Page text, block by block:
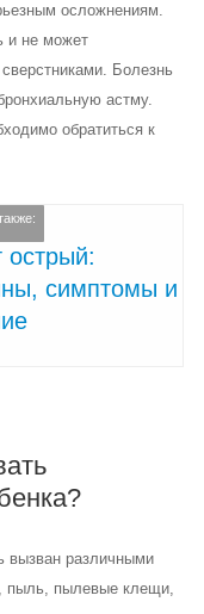
осложнениям.
и не может
Болезнь
астму.
обратиться к
острый:
симптомы и
вызван различными
пыль, пылевые клещи,